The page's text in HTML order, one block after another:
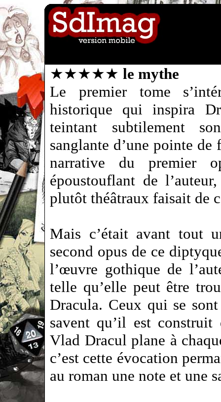
★★★★★ le mythe
Le premier tome
historique qui inspira
teintant subtilement
sanglante d’une pointe
narrative du premier
époustouflant de
plutôt théâtraux faisait de
Mais c’était avant tout
second opus de ce
l’œuvre gothique de
telle qu’elle peut être
Dracula. Ceux qui se
savent qu’il est construit
Vlad Dracul plane à
c’est cette évocation
au roman une note et une